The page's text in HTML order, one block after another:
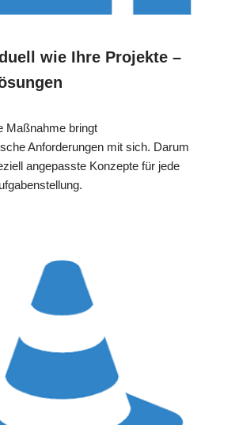
wie Ihre Projekte –
Maßnahme bringt
Anforderungen mit sich. Darum
angepasste Konzepte für jede